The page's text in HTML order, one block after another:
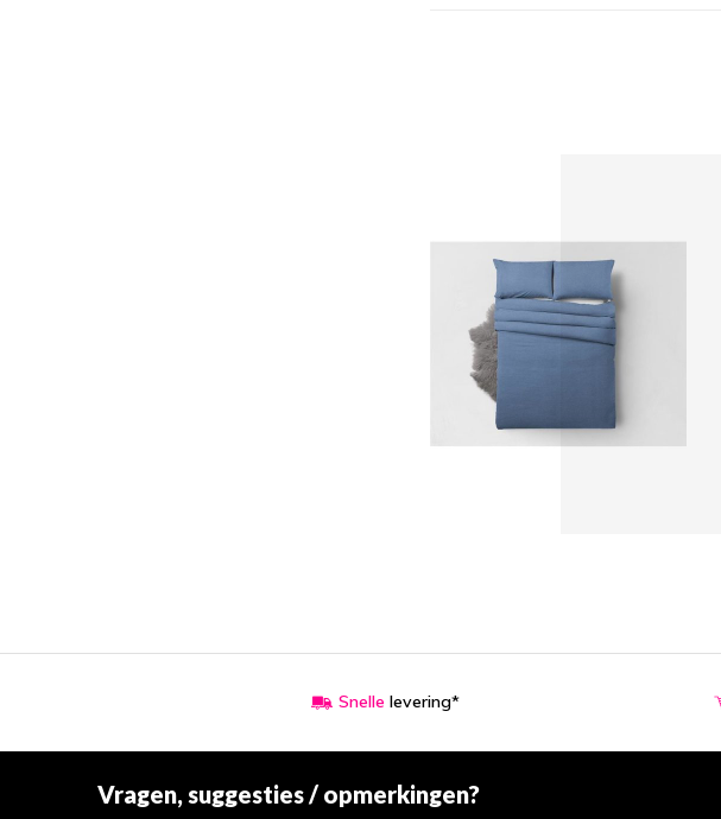
Snelle levering*
Vragen, suggesties / opmerkingen?